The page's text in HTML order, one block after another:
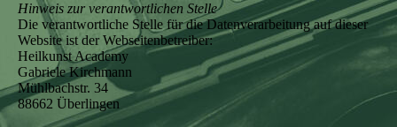
Hinweis zur verantwortlichen Stelle
Die verantwortliche Stelle für die Datenverarbeitung auf dieser
Website ist der Webseitenbetreiber:
Heilkunst Academy
Gabriele Kirchmann
Mühlbachstr. 34
88662 Überlingen